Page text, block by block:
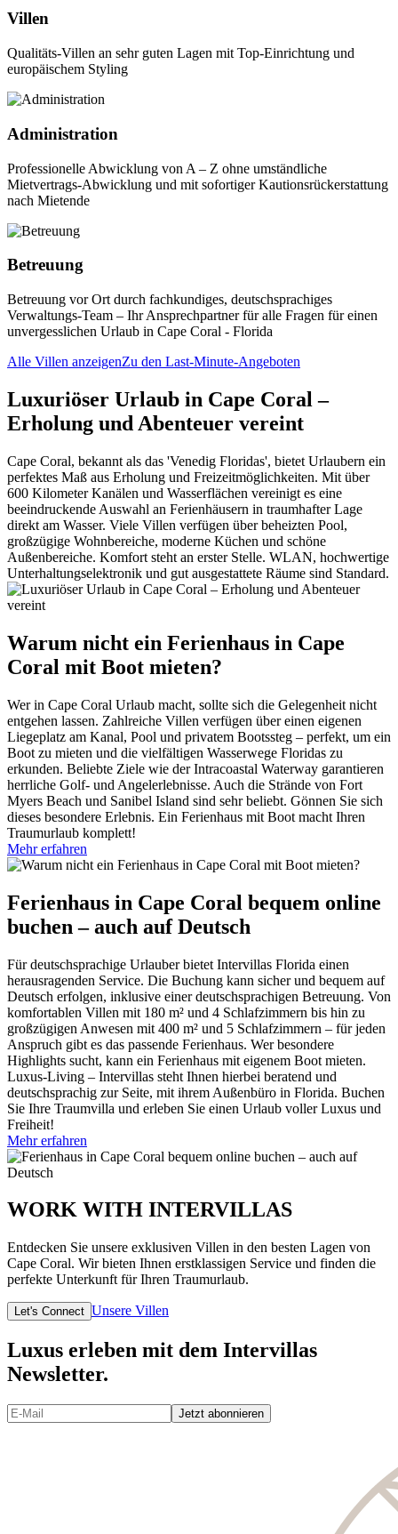
Villen
Qualitäts-Villen an sehr guten Lagen mit Top-Einrichtung und
europäischem Styling
Administration
Professionelle Abwicklung von A – Z ohne umständliche
Mietvertrags-Abwicklung und mit sofortiger Kautionsrückerstattung
nach Mietende
Betreuung
Betreuung vor Ort durch fachkundiges, deutschsprachiges
Verwaltungs-Team – Ihr Ansprechpartner für alle Fragen für einen
unvergesslichen Urlaub in Cape Coral - Florida
Alle Villen anzeigenZu den Last-Minute-Angeboten
Luxuriöser Urlaub in Cape Coral –
Erholung und Abenteuer vereint
Cape Coral, bekannt als das 'Venedig Floridas', bietet Urlaubern ein
perfektes Maß aus Erholung und Freizeitmöglichkeiten. Mit über
600 Kilometer Kanälen und Wasserflächen vereinigt es eine
beeindruckende Auswahl an Ferienhäusern in traumhafter Lage
direkt am Wasser. Viele Villen verfügen über beheizten Pool,
großzügige Wohnbereiche, moderne Küchen und schöne
Außenbereiche. Komfort steht an erster Stelle. WLAN, hochwertige
Unterhaltungselektronik und gut ausgestattete Räume sind Standard.
Warum nicht ein Ferienhaus in Cape
Coral mit Boot mieten?
Wer in Cape Coral Urlaub macht, sollte sich die Gelegenheit nicht
entgehen lassen. Zahlreiche Villen verfügen über einen eigenen
Liegeplatz am Kanal, Pool und privatem Bootssteg – perfekt, um ein
Boot zu mieten und die vielfältigen Wasserwege Floridas zu
erkunden. Beliebte Ziele wie der Intracoastal Waterway garantieren
herrliche Golf- und Angelerlebnisse. Auch die Strände von Fort
Myers Beach und Sanibel Island sind sehr beliebt. Gönnen Sie sich
dieses besondere Erlebnis. Ein Ferienhaus mit Boot macht Ihren
Traumurlaub komplett!
Mehr erfahren
Ferienhaus in Cape Coral bequem online
buchen – auch auf Deutsch
Für deutschsprachige Urlauber bietet Intervillas Florida einen
herausragenden Service. Die Buchung kann sicher und bequem auf
Deutsch erfolgen, inklusive einer deutschsprachigen Betreuung. Von
komfortablen Villen mit 180 m² und 4 Schlafzimmern bis hin zu
großzügigen Anwesen mit 400 m² und 5 Schlafzimmern – für jeden
Anspruch gibt es das passende Ferienhaus. Wer besondere
Highlights sucht, kann ein Ferienhaus mit eigenem Boot mieten.
Luxus-Living – Intervillas steht Ihnen hierbei beratend und
deutschsprachig zur Seite, mit ihrem Außenbüro in Florida. Buchen
Sie Ihre Traumvilla und erleben Sie einen Urlaub voller Luxus und
Freiheit!
Mehr erfahren
WORK WITH INTERVILLAS
Entdecken Sie unsere exklusiven Villen in den besten Lagen von
Cape Coral. Wir bieten Ihnen erstklassigen Service und finden die
perfekte Unterkunft für Ihren Traumurlaub.
Let's Connect Unsere Villen
Luxus erleben mit dem Intervillas
Newsletter.
Jetzt abonnieren